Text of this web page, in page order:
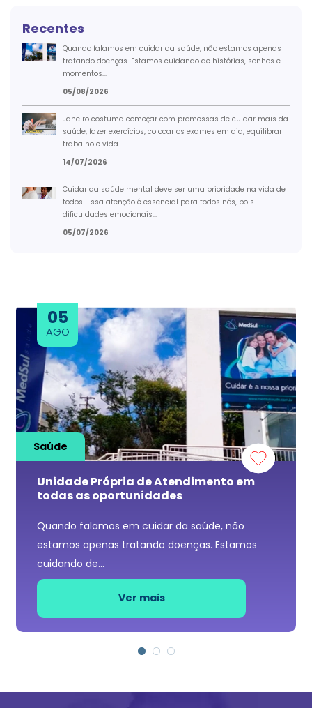
Recentes
Quando falamos em cuidar da saúde, não estamos apenas
tratando doenças. Estamos cuidando de histórias, sonhos e
momentos...
05/08/2026
Janeiro costuma começar com promessas de cuidar mais da
saúde, fazer exercícios, colocar os exames em dia, equilibrar
trabalho e vida...
14/07/2026
Cuidar da saúde mental deve ser uma prioridade na vida de
todos! Essa atenção é essencial para todos nós, pois
dificuldades emocionais...
05/07/2026
05
AGO
Saúde
Unidade Própria de Atendimento em
todas as oportunidades
Quando falamos em cuidar da saúde, não
estamos apenas tratando doenças. Estamos
cuidando de...
Ver mais